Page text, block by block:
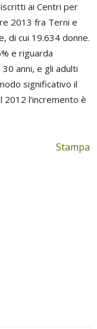
ai Centri per
2013 fra Terni e
di cui 19.634 donne.
e riguarda
anni, e gli adulti
significativo il
l’incremento è
Stampa